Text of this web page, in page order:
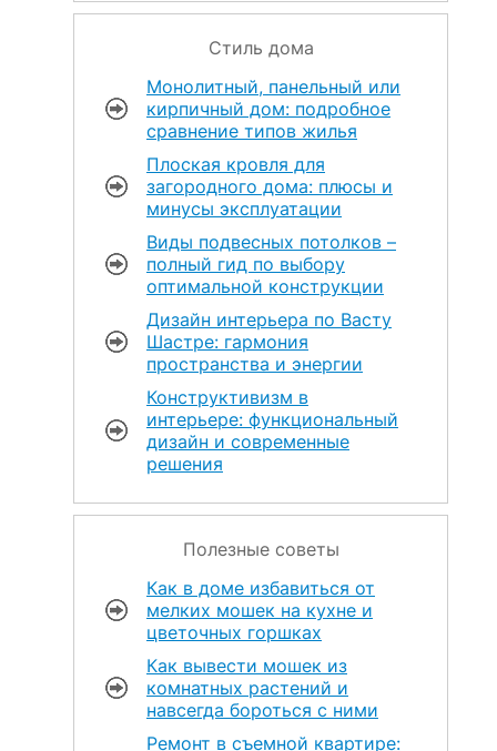
Стиль дома
Монолитный, панельный или
кирпичный дом: подробное
сравнение типов жилья
Плоская кровля для
загородного дома: плюсы и
минусы эксплуатации
Виды подвесных потолков –
полный гид по выбору
оптимальной конструкции
Дизайн интерьера по Васту
Шастре: гармония
пространства и энергии
Конструктивизм в
интерьере: функциональный
дизайн и современные
решения
Полезные советы
Как в доме избавиться от
мелких мошек на кухне и
цветочных горшках
Как вывести мошек из
комнатных растений и
навсегда бороться с ними
Ремонт в съемной квартире: